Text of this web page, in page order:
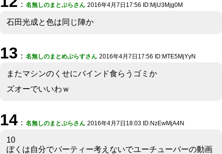
： 名無しのまとぷらさん 2016年4月7日17:56 ID:MjU3Mjg0M
石田光成と色は同じ陣か
13 ： 名無しのまとめぷらすさん 2016年4月7日17:56 ID:MTE5MjYyN
またマシンのくせにバインド食らうゴミか
ズオーでいいわｗ
14 ： 名無しのまとぷらさん 2016年4月7日18:03 ID:NzEwMjA4N
10
ぼくは自分でパーティー考えないでユーチューバーの動画